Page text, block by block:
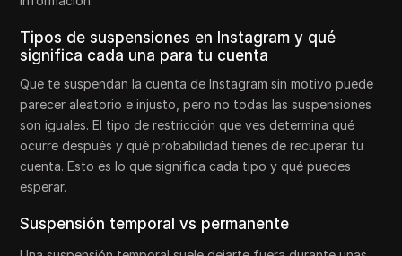
Tipos de suspensiones en Instagram y qué
significa cada una para tu cuenta
Que te suspendan la cuenta de Instagram sin motivo puede
parecer aleatorio e injusto, pero no todas las suspensiones
son iguales. El tipo de restricción que ves determina qué
ocurre después y qué probabilidad tienes de recuperar tu
cuenta. Esto es lo que significa cada tipo y qué puedes
esperar.
Suspensión temporal vs permanente